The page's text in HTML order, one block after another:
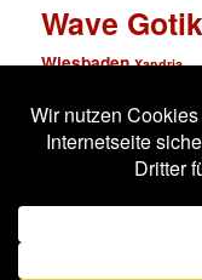
Wave
Wiesbaden Xandria
Impressum